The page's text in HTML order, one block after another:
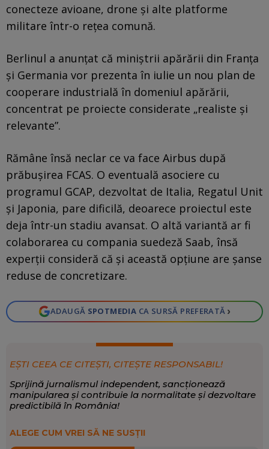
conecteze avioane, drone și alte platforme
militare într-o rețea comună.
Berlinul a anunțat că miniștrii apărării din Franța
și Germania vor prezenta în iulie un nou plan de
cooperare industrială în domeniul apărării,
concentrat pe proiecte considerate „realiste și
relevante”.
Rămâne însă neclar ce va face Airbus după
prăbușirea FCAS. O eventuală asociere cu
programul GCAP, dezvoltat de Italia, Regatul Unit
și Japonia, pare dificilă, deoarece proiectul este
deja într-un stadiu avansat. O altă variantă ar fi
colaborarea cu compania suedeză Saab, însă
experții consideră că și această opțiune are șanse
reduse de concretizare.
ADAUGĂ SPOTMEDIA CA SURSĂ PREFERATĂ ›
EȘTI CEEA CE CITEȘTI, CITEȘTE RESPONSABIL!
Sprijină jurnalismul independent, sancționează
manipularea și contribuie la normalitate și dezvoltare
predictibilă în România!
ALEGE CUM VREI SĂ NE SUSȚII